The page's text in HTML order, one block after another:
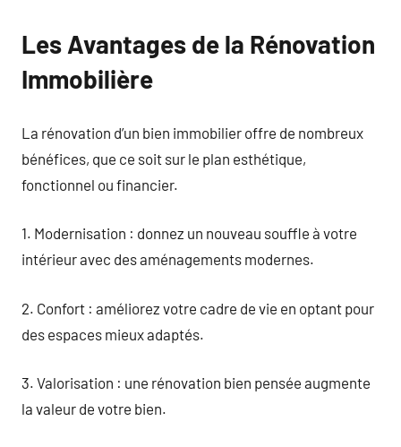
Les Avantages de la Rénovation
Immobilière
La rénovation d’un bien immobilier offre de nombreux
bénéfices, que ce soit sur le plan esthétique,
fonctionnel ou financier.
1. Modernisation : donnez un nouveau souffle à votre
intérieur avec des aménagements modernes.
2. Confort : améliorez votre cadre de vie en optant pour
des espaces mieux adaptés.
3. Valorisation : une rénovation bien pensée augmente
la valeur de votre bien.